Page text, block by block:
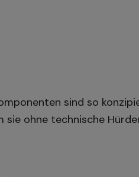
sind so
sie ohne technische